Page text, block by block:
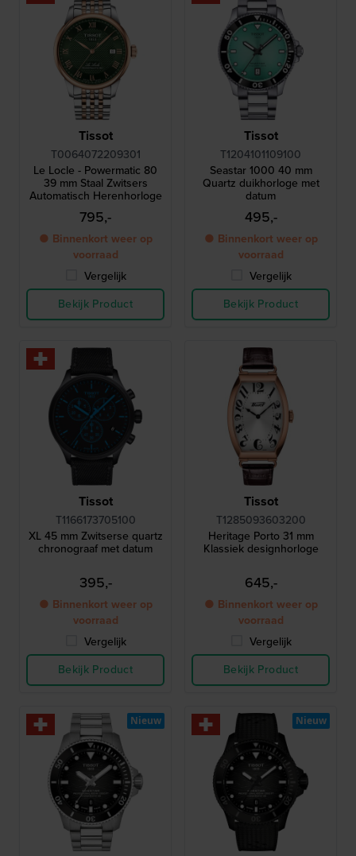
Tissot
T0064072209301
Le Locle - Powermatic 80
39 mm Staal Zwitsers
Automatisch Herenhorloge
795,-
● Binnenkort weer op
voorraad
Vergelijk
Bekijk Product
Tissot
T1204101109100
Seastar 1000 40 mm
Quartz duikhorloge met
datum
495,-
● Binnenkort weer op
voorraad
Vergelijk
Bekijk Product
Tissot
T1166173705100
XL 45 mm Zwitserse quartz
chronograaf met datum
395,-
● Binnenkort weer op
voorraad
Vergelijk
Bekijk Product
Tissot
T1285093603200
Heritage Porto 31 mm
Klassiek designhorloge
645,-
● Binnenkort weer op
voorraad
Vergelijk
Bekijk Product
Nieuw Nieuw